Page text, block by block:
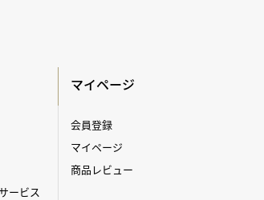
ービス
マイページ
会員登録
マイページ
商品レビュー